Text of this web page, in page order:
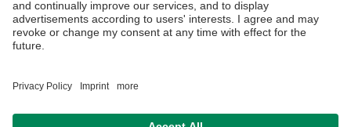
Wollen Sie einen Termin der Sprechstunde gerne nur
telefonisch wahrnehmen, melden Sie sich bitte auch per E-
Mail an ethnologie@uni-bayreuth.demit der Angabe, dass
Sie einen reinen Telefontermin möchten.